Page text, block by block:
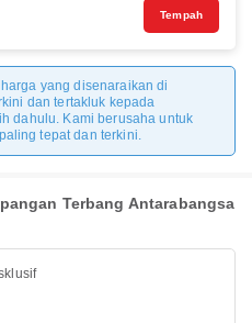
Tempah
yang disenaraikan di
dan tertakluk kepada
dahulu. Kami berusaha untuk
tepat dan terkini.
Terbang Antarabangsa